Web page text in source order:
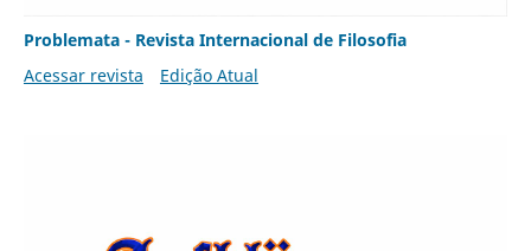
Problemata - Revista Internacional de Filosofia
Acessar revista
Edição Atual